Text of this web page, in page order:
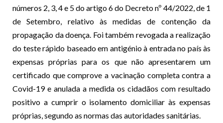
números 2, 3, 4 e 5 do artigo 6 do Decreto nº 44/2022, de 1
de Setembro, relativo às medidas de contenção da
propagação da doença. Foi também revogada a realização
do teste rápido baseado em antigénio à entrada no país às
expensas próprias para os que não apresentarem um
certificado que comprove a vacinação completa contra a
Covid-19 e anulada a medida os cidadãos com resultado
positivo a cumprir o isolamento domiciliar às expensas
próprias, segundo as normas das autoridades sanitárias.